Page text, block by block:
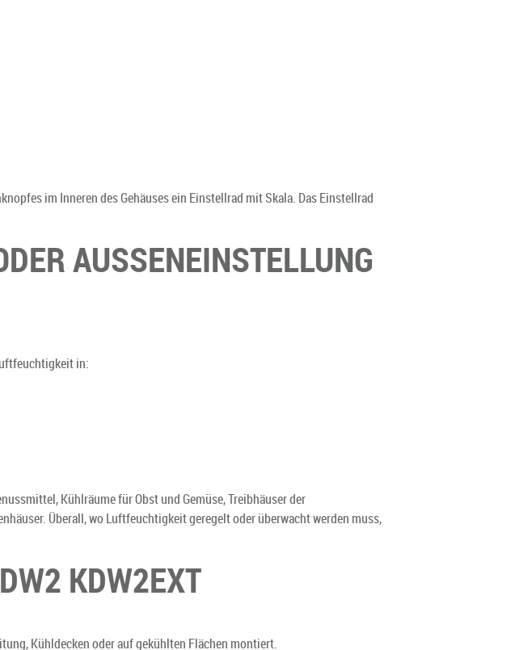
im Inneren des Gehäuses ein Einstellrad mit Skala. Das Einstellrad
AUSSENEINSTELLUNG
in:
Kühlräume für Obst und Gemüse, Treibhäuser der
Überall, wo Luftfeuchtigkeit geregelt oder überwacht werden muss,
KDW2EXT
Kühldecken oder auf gekühlten Flächen montiert.